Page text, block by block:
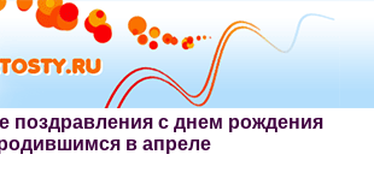
поздравления с днем рождения
в апреле